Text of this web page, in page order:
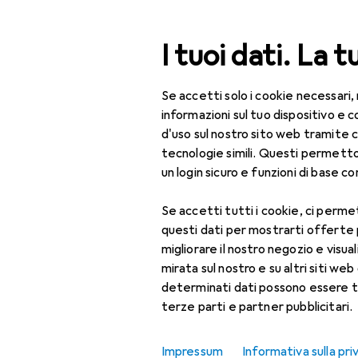
I tuoi dati. La
Se accetti solo i cookie necessari,
informazioni sul tuo dispositivo e
d'uso sul nostro sito web tramite
tecnologie simili. Questi
un login sicuro e funzioni di base
Se accetti tutti i cookie, ci
questi dati per mostrarti offerte
migliorare il nostro negozio e
mirata sul nostro e su altri siti
determinati dati possono essere
terze parti e partner pubblicitari.
Impressum Informativa sulla
Cerca
Tutte le categorie IT + Multimedia
Accessori
Qui trovi accessori